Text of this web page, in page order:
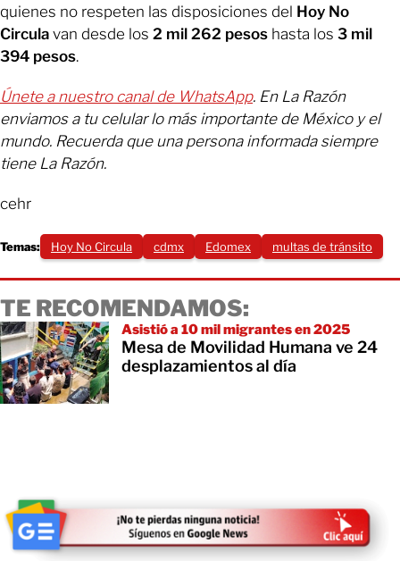
quienes no respeten las disposiciones del Hoy No
Circula van desde los 2 mil 262 pesos hasta los 3 mil
394 pesos.
Únete a nuestro canal de WhatsApp. En La Razón
enviamos a tu celular lo más importante de México y el
mundo. Recuerda que una persona informada siempre
tiene La Razón.
cehr
Temas: Hoy No Circula cdmx Edomex multas de tránsito
TE RECOMENDAMOS:
Asistió a 10 mil migrantes en 2025
Mesa de Movilidad Humana ve 24
desplazamientos al día